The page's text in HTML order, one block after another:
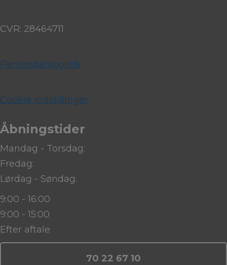
CVR: 28464711
Persondatapolitik
Cookie indstillinger
Åbningstider
Mandag - Torsdag:
Fredag:
Lørdag - Søndag:
9:00 - 16:00
9:00 - 15:00
Efter aftale
70 22 67 10